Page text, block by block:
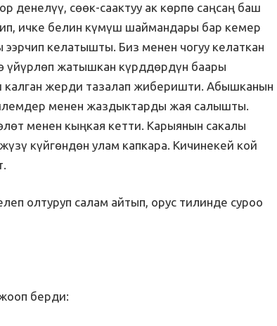
денелүү, сөөк-саактуу ак көрпө саңсаң баш
ичке белин күмүш шаймандары бар кемер
келатышты. Биз менен чогуу келаткан
үйүрлөп жатышкан күрддөрдүн баары
жерди тазалап жиберишти. Абышканын
менен жаздыктарды жая салышты.
менен кыңкая кетти. Карыянын сакалы
күйгөндөн улам капкара. Кичинекей кой
олтуруп салам айтып, орус тилинде суроо
берди: